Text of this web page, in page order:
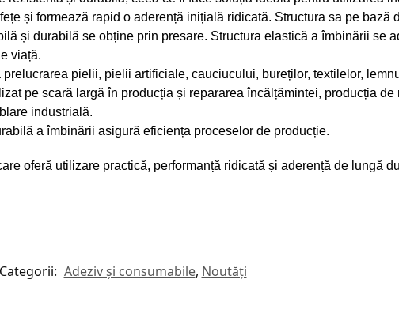
și formează rapid o aderență inițială ridicată. Structura sa pe bază
și durabilă se obține prin presare. Structura elastică a îmbinării se
viață.
pielii, pielii artificiale, cauciucului, bureților, textilelor,
pe scară largă în producția și repararea încălțămintei, producția
industrială.
a îmbinării asigură eficiența proceselor de producție.
oferă utilizare practică, performanță ridicată și aderență de lungă
Categorii: Adeziv și consumabile, Noutăți